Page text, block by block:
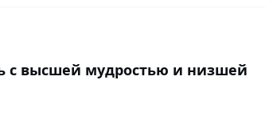
с высшей мудростью и низшей